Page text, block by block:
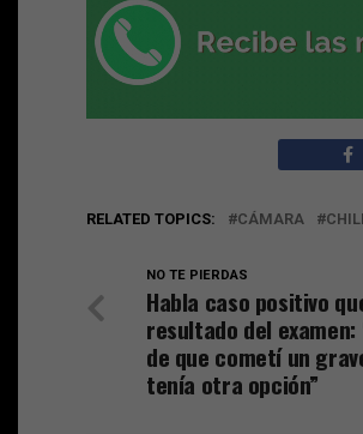
RELATED TOPICS: CÁMARA
NO TE PIERDAS
Habla caso positivo
resultado del
de que cometí un
tenía otra opción”